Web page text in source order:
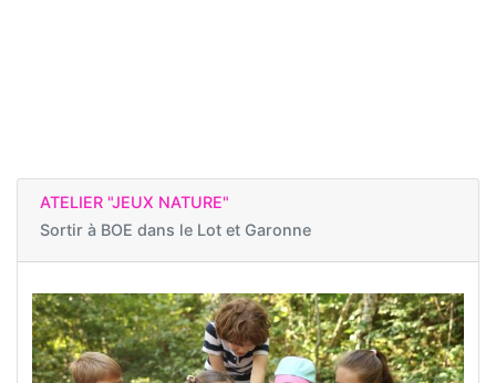
ATELIER "JEUX NATURE"
Sortir à BOE dans le Lot et Garonne